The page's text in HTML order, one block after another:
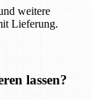
weitere
Lieferung.
lassen?